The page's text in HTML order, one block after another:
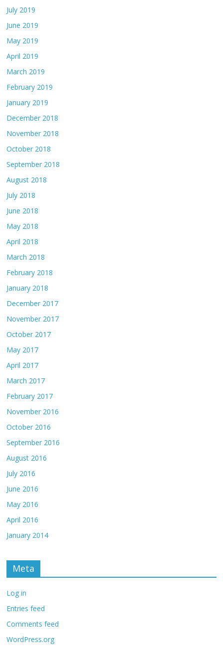
July 2019
June 2019
May 2019
April 2019
March 2019
February 2019
January 2019
December 2018
November 2018
October 2018
September 2018
August 2018
July 2018
June 2018
May 2018
April 2018
March 2018
February 2018
January 2018
December 2017
November 2017
October 2017
May 2017
April 2017
March 2017
February 2017
November 2016
October 2016
September 2016
August 2016
July 2016
June 2016
May 2016
April 2016
January 2014
Meta
Log in
Entries feed
Comments feed
WordPress.org